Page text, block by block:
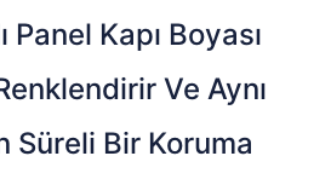
Panel Kapı Boyası
Ve Aynı
Süreli Bir Koruma